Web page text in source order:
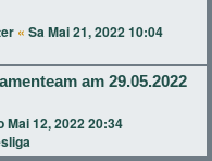
« Sa Mai 21, 2022 10:04
am 29.05.2022
Mai 12, 2022 20:34